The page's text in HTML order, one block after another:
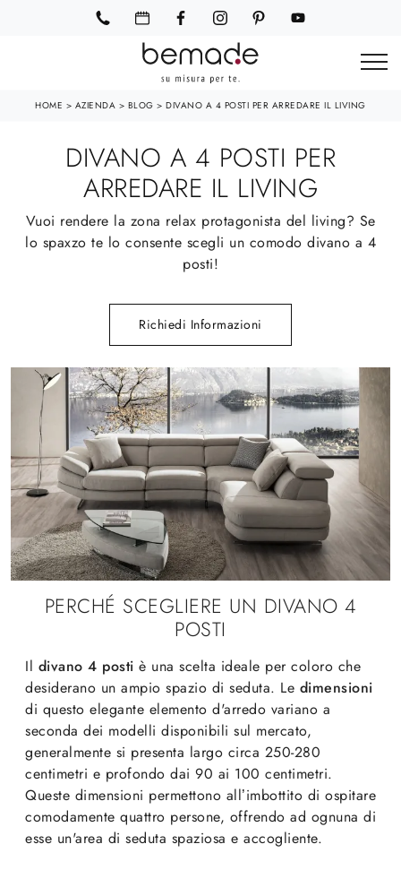
HOME > AZIENDA > BLOG >DIVANO A 4 POSTI PER ARREDARE IL LIVING
DIVANO A 4 POSTI PER
ARREDARE IL LIVING
Vuoi rendere la zona relax protagonista del living? Se
lo spaxzo te lo consente scegli un comodo divano a 4
posti!
Richiedi Informazioni
PERCHÉ SCEGLIERE UN DIVANO 4
POSTI
Il divano 4 posti è una scelta ideale per coloro che
desiderano un ampio spazio di seduta. Le dimensioni
di questo elegante elemento d'arredo variano a
seconda dei modelli disponibili sul mercato,
generalmente si presenta largo circa 250-280
centimetri e profondo dai 90 ai 100 centimetri.
Queste dimensioni permettono all’imbottito di ospitare
comodamente quattro persone, offrendo ad ognuna di
esse un'area di seduta spaziosa e accogliente.